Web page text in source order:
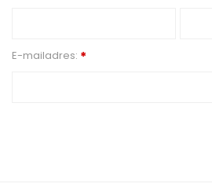
E-mailadres: *